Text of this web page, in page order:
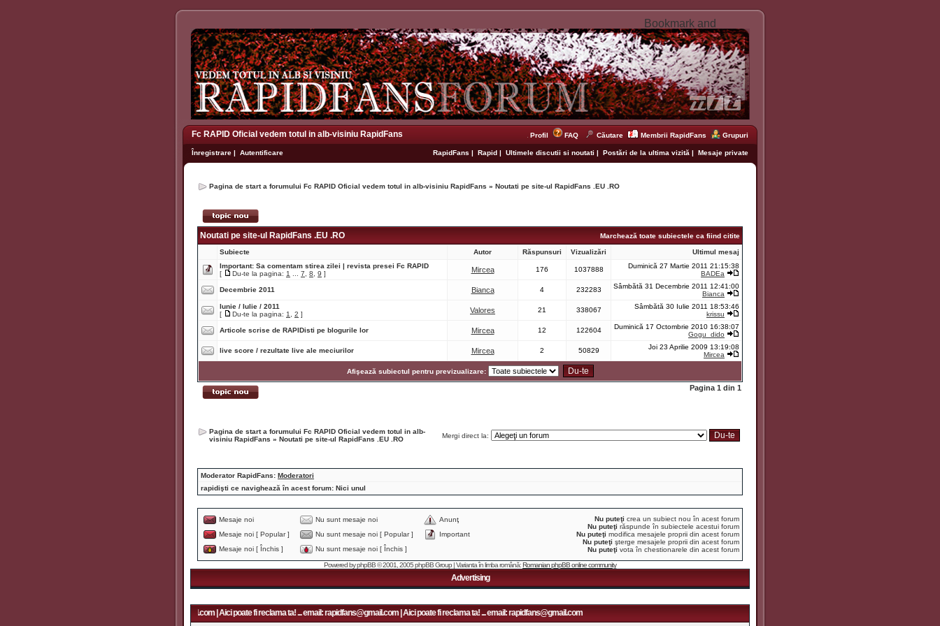
Fc RAPID Oficial vedem totul in alb-visiniu RapidFans Profil FAQ Căutare Membrii RapidFans Grupuri
Înregistrare | Autentificare RapidFans | Rapid | Ultimele discutii si noutati | Postări de la ultima vizită | Mesaje private
Pagina de start a forumului Fc RAPID Oficial vedem totul in alb-visiniu RapidFans » Noutati pe site-ul RapidFans .EU .RO
Noutati pe site-ul RapidFans .EU .RO Marchează toate subiectele ca fiind citite
Subiecte Autor Răspunsuri Vizualizări
Ultimul mesaj
Important: Sa comentam stirea zilei | revista presei Fc RAPID
[
Du-te la pagina: 1 7 8 9 ] Mircea 176 1037888
Duminică 27 Martie 2011 21:15:38
BADEa
Decembrie 2011 Bianca 4 232283
Sâmbătă 31 Decembrie 2011 12:41:00
Bianca
Iunie / Iulie / 2011
[
Du-te la pagina: 1 2 ] Valores 21 338067
Sâmbătă 30 Iulie 2011 18:53:46
krissu
Articole scrise de RAPIDisti pe blogurile lor Mircea 12 122604
Duminică 17 Octombrie 2010 16:38:07
Gogu_dido
live score / rezultate live ale meciurilor Mircea 2 50829
Joi 23 Aprilie 2009 13:19:08
Mircea
Afişează subiectul pentru previzualizare:
Pagina 1 din 1
Pagina de start a forumului Fc RAPID Oficial vedem totul in alb-
visiniu RapidFans » Noutati pe site-ul RapidFans .EU .RO Mergi direct la:
Moderator RapidFans: Moderatori
rapidişti ce navighează în acest forum: Nici unul
Mesaje noi Nu sunt mesaje noi
Anunţ
Mesaje noi [ Popular ]
Nu sunt mesaje noi [ Popular ]
Important
Mesaje noi [ Închis ]
Nu sunt mesaje noi [ Închis ]
Nu puteţi crea un subiect nou în acest forum
Nu puteţi răspunde în subiectele acestui forum
Nu puteţi modifica mesajele proprii din acest forum
Nu puteţi şterge mesajele proprii din acest forum
Nu puteţi vota în chestionarele din acest forum
Powered byphpBB© 2001, 2005 phpBB Group | Varianta în limba română:Romanian phpBB online community
Advertising
Aici poate fi reclama ta! ... email: rapidfans@gmail.com | Aici poate fi reclama ta! ... email: rapidfans@gmail.com | Aici poate fi reclama ta! ... email: rapidfans@gmail.com